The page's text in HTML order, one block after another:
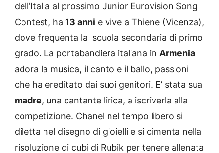
dell’Italia al prossimo Junior Eurovision Song
Contest, ha 13 anni e vive a Thiene (Vicenza),
dove frequenta la scuola secondaria di primo
grado. La portabandiera italiana in Armenia
adora la musica, il canto e il ballo, passioni
che ha ereditato dai suoi genitori. E’ stata sua
madre, una cantante lirica, a iscriverla alla
competizione. Chanel nel tempo libero si
diletta nel disegno di gioielli e si cimenta nella
risoluzione di cubi di Rubik per tenere allenata